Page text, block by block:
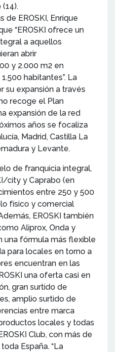
(14).
de EROSKI, Enrique
“EROSKI ofrece un
a aquellos
abrir
y 2.000 m2 en
habitantes”. La
su expansión a través
recoge el Plan
expansión de la red
años se focaliza
Madrid, Castilla La
y Levante.
de franquicia integral,
city y Caprabo (en
entre 250 y 500
físico y comercial
EROSKI también
Aliprox, Onda y
una fórmula más flexible
para locales en torno a
encuentran en las
una oferta casi en
gran surtido de
amplio surtido de
entre marca
locales y todas
Club, con más de
España. “La